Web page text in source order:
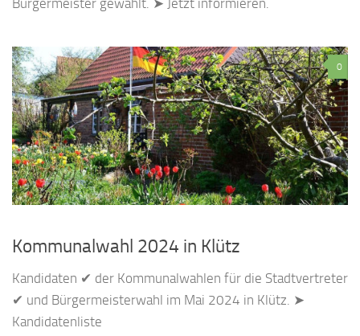
Bürgermeister gewählt. ➤ Jetzt informieren.
0
Kommunalwahl 2024 in Klütz
Kandidaten ✔ der Kommunalwahlen für die Stadtvertreter
✔ und Bürgermeisterwahl im Mai 2024 in Klütz. ➤
Kandidatenliste